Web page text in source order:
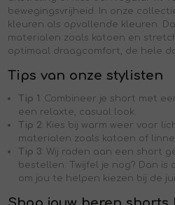
bewegingsvrijheid. In onze
kleuren als opvallende kleuren.
materialen zoals katoen en
optimaal draagcomfort, de hele
Tips van onze stylisten
Tip 1 : Combineer je short met
een relaxte, casual look.
Tip 2 : Kies bij warm weer voor
materialen zoals katoen of
Tip 3 : Wij raden aan een short
bestellen. Twijfel je nog? Dan is
om jou te helpen kiezen bij de